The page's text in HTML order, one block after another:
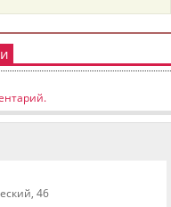
46